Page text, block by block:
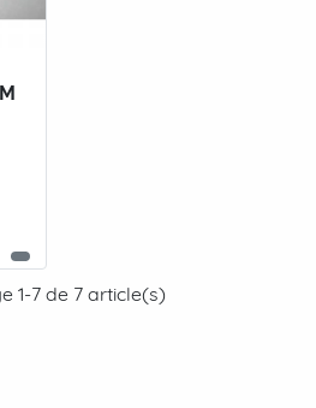
1-7 de 7 article(s)